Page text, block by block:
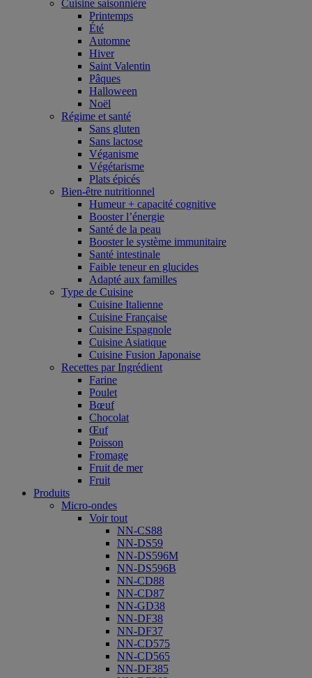
Cuisine saisonnière
Printemps
Été
Automne
Hiver
Saint Valentin
Pâques
Halloween
Noël
Régime et santé
Sans gluten
Sans lactose
Véganisme
Végétarisme
Plats épicés
Bien-être nutritionnel
Humeur + capacité cognitive
Booster l’énergie
Santé de la peau
Booster le système immunitaire
Santé intestinale
Faible teneur en glucides
Adapté aux familles
Type de Cuisine
Cuisine Italienne
Cuisine Française
Cuisine Espagnole
Cuisine Asiatique
Cuisine Fusion Japonaise
Recettes par Ingrédient
Farine
Poulet
Bœuf
Chocolat
Œuf
Poisson
Fromage
Fruit de mer
Fruit
Produits
Micro-ondes
Voir tout
NN-CS88
NN-DS59
NN-DS596M
NN-DS596B
NN-CD88
NN-CD87
NN-GD38
NN-DF38
NN-DF37
NN-CD575
NN-CD565
NN-DF385